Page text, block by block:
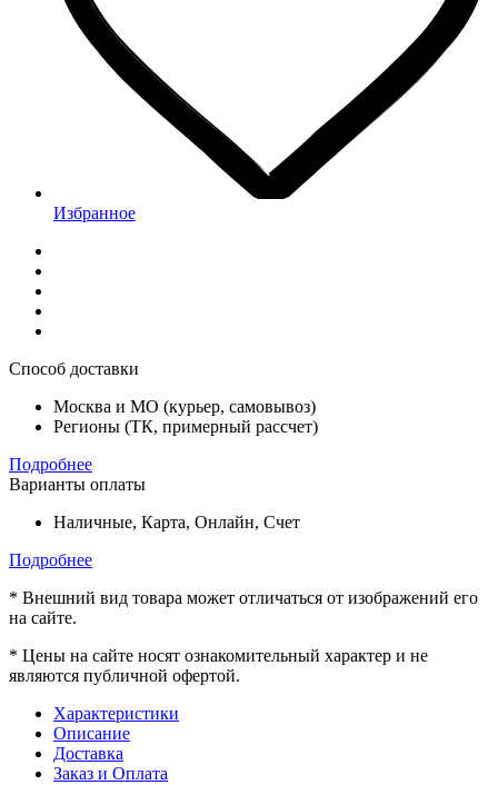
Избранное
Способ доставки
Москва и МО (курьер, самовывоз)
Регионы (ТК, примерный рассчет)
Подробнее
Варианты оплаты
Наличные, Карта, Онлайн, Счет
Подробнее
* Внешний вид товара может отличаться от изображений его
на сайте.
* Цены на сайте носят ознакомительный характер и не
являются публичной офертой.
Характеристики
Описание
Доставка
Заказ и Оплата